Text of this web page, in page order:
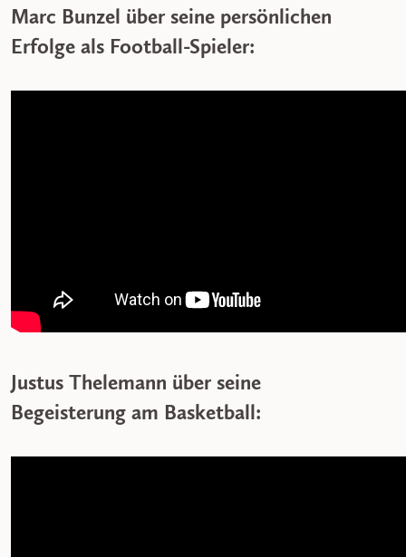
Marc Bunzel über seine persönlichen
Erfolge als Football-Spieler:
Justus Thelemann über seine
Begeisterung am Basketball: